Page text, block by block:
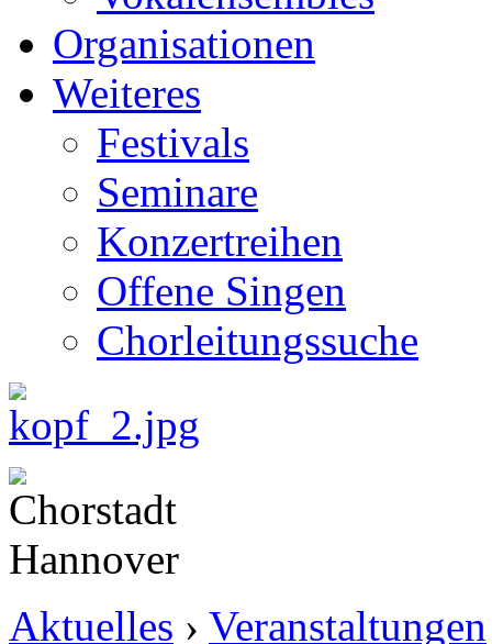
Organisationen
Weiteres
Festivals
Seminare
Konzertreihen
Offene Singen
Chorleitungssuche
Aktuelles › Veranstaltungen